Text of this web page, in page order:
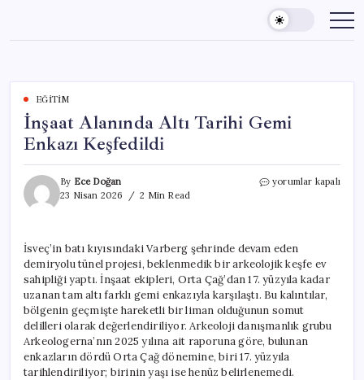
content
EĞITIM
İnşaat Alanında Altı Tarihi Gemi
Enkazı Keşfedildi
By Ece Doğan
23 Nisan 2026
2 Min Read
İnşaat
Enkazı
Keşfedildi
için
yorumlar kapalı
İsveç’in batı kıyısındaki Varberg şehrinde devam eden
demiryolu tünel projesi, beklenmedik bir arkeolojik keşfe ev
sahipliği yaptı. İnşaat ekipleri, Orta Çağ’dan 17. yüzyıla kadar
uzanan tam altı farklı gemi enkazıyla karşılaştı. Bu kalıntılar,
bölgenin geçmişte hareketli bir liman olduğunun somut
delilleri olarak değerlendiriliyor. Arkeoloji danışmanlık grubu
Arkeologerna’nın 2025 yılına ait raporuna göre, bulunan
enkazların dördü Orta Çağ dönemine, biri 17. yüzyıla
tarihlendiriliyor; birinin yaşı ise henüz belirlenemedi.